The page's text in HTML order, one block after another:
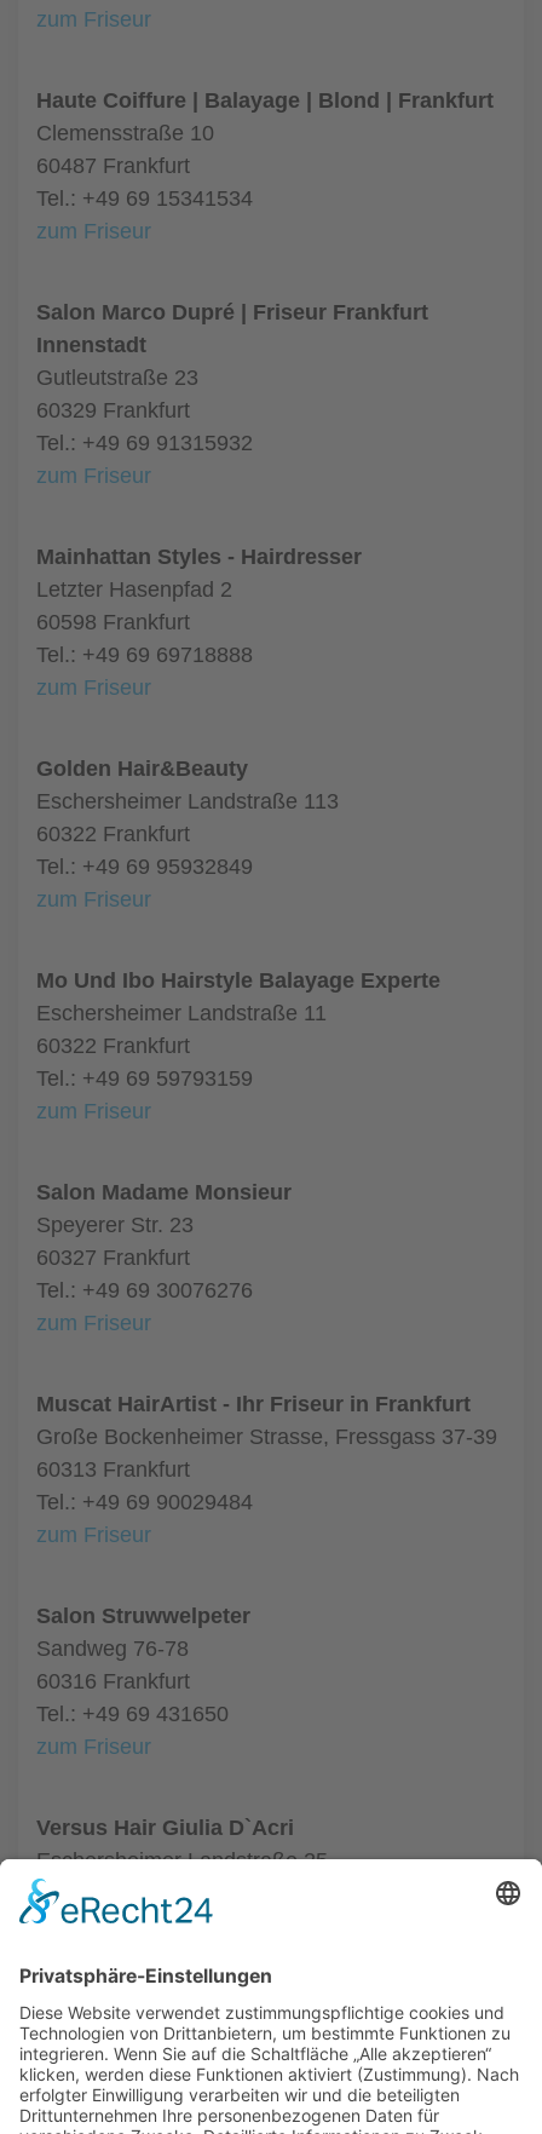
zum Friseur
Haute Coiffure | Balayage | Blond | Frankfurt
Clemensstraße 10
60487 Frankfurt
Tel.: +49 69 15341534
zum Friseur
Salon Marco Dupré | Friseur Frankfurt
Innenstadt
Gutleutstraße 23
60329 Frankfurt
Tel.: +49 69 91315932
zum Friseur
Mainhattan Styles - Hairdresser
Letzter Hasenpfad 2
60598 Frankfurt
Tel.: +49 69 69718888
zum Friseur
Golden Hair&Beauty
Eschersheimer Landstraße 113
60322 Frankfurt
Tel.: +49 69 95932849
zum Friseur
Mo Und Ibo Hairstyle Balayage Experte
Eschersheimer Landstraße 11
60322 Frankfurt
Tel.: +49 69 59793159
zum Friseur
Salon Madame Monsieur
Speyerer Str. 23
60327 Frankfurt
Tel.: +49 69 30076276
zum Friseur
Muscat HairArtist - Ihr Friseur in Frankfurt
Große Bockenheimer Strasse, Fressgass 37-39
60313 Frankfurt
Tel.: +49 69 90029484
zum Friseur
Salon Struwwelpeter
Sandweg 76-78
60316 Frankfurt
Tel.: +49 69 431650
zum Friseur
Versus Hair Giulia D`Acri
Eschersheimer Landstraße 25
60322 Frankfurt
Tel.: +49 69 59797970
ALLGEMEIN